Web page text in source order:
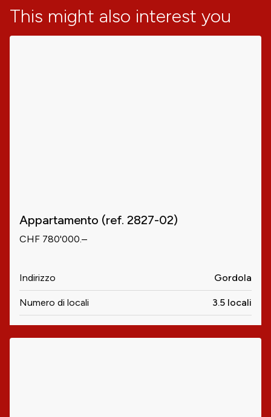
This might also interest you
Appartamento (ref. 2827-02)
CHF 780'000.–
Indirizzo Gordola
Numero di locali 3.5 locali